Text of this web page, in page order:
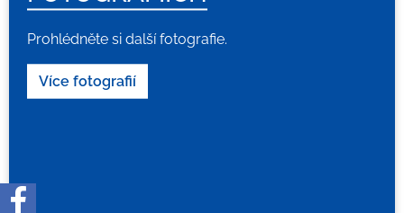
Prohlédněte si další fotografie.
Více fotografií